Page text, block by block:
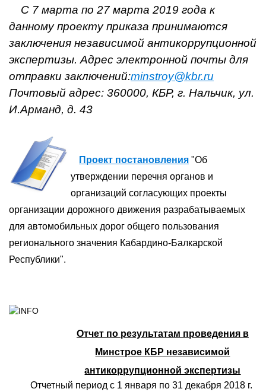
С 7 марта по 27 марта 2019 года к
данному проекту приказа принимаются
заключения независимой антикоррупционной
экспертизы. Адрес электронной почты для
отправки заключений:minstroy@kbr.ru
Почтовый адрес: 360000, КБР, г. Нальчик, ул.
И.Арманд, д. 43
Проект постановления "Об
утверждении перечня органов и
организаций согласующих проекты
организации дорожного движения разрабатываемых
для автомобильных дорог общего пользования
регионального значения Кабардино-Балкарской
Республики".
Отчет по результатам проведения в
Минстрое КБР независимой
антикоррупционной экспертизы
Отчетный период с 1 января по 31 декабря 2018 г.